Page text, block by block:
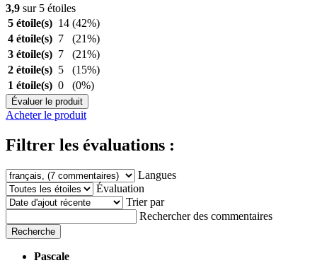
3,9 sur 5 étoiles
5 étoile(s) 14 (42%)
4 étoile(s) 7
(21%)
3 étoile(s) 7
(21%)
2 étoile(s) 5
(15%)
1 étoile(s) 0 (0%)
Évaluer le produit
Acheter le produit
Filtrer les évaluations :
Langues
Évaluation
Trier par
Rechercher des commentaires
Recherche
Pascale